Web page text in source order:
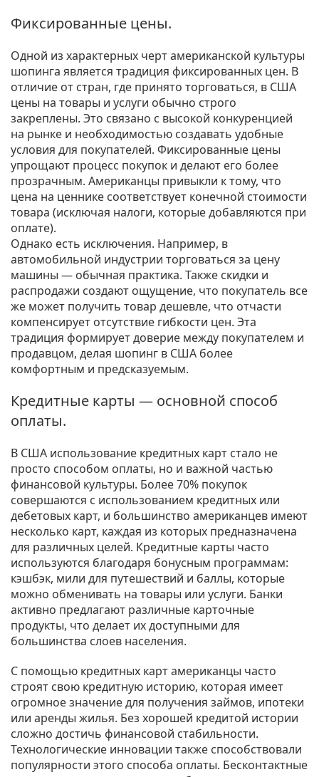
Фиксированные цены.
Одной из характерных черт американской культуры
шопинга является традиция фиксированных цен. В
отличие от стран, где принято торговаться, в США
цены на товары и услуги обычно строго
закреплены. Это связано с высокой конкуренцией
на рынке и необходимостью создавать удобные
условия для покупателей. Фиксированные цены
упрощают процесс покупок и делают его более
прозрачным. Американцы привыкли к тому, что
цена на ценнике соответствует конечной стоимости
товара (исключая налоги, которые добавляются при
оплате).
Однако есть исключения. Например, в
автомобильной индустрии торговаться за цену
машины — обычная практика. Также скидки и
распродажи создают ощущение, что покупатель все
же может получить товар дешевле, что отчасти
компенсирует отсутствие гибкости цен. Эта
традиция формирует доверие между покупателем и
продавцом, делая шопинг в США более
комфортным и предсказуемым.
Кредитные карты — основной способ
оплаты.
В США использование кредитных карт стало не
просто способом оплаты, но и важной частью
финансовой культуры. Более 70% покупок
совершаются с использованием кредитных или
дебетовых карт, и большинство американцев имеют
несколько карт, каждая из которых предназначена
для различных целей. Кредитные карты часто
используются благодаря бонусным программам:
кэшбэк, мили для путешествий и баллы, которые
можно обменивать на товары или услуги. Банки
активно предлагают различные карточные
продукты, что делает их доступными для
большинства слоев населения.
С помощью кредитных карт американцы часто
строят свою кредитную историю, которая имеет
огромное значение для получения займов, ипотеки
или аренды жилья. Без хорошей кредитой истории
сложно достичь финансовой стабильности.
Технологические инновации также способствовали
популярности этого способа оплаты. Бесконтактные